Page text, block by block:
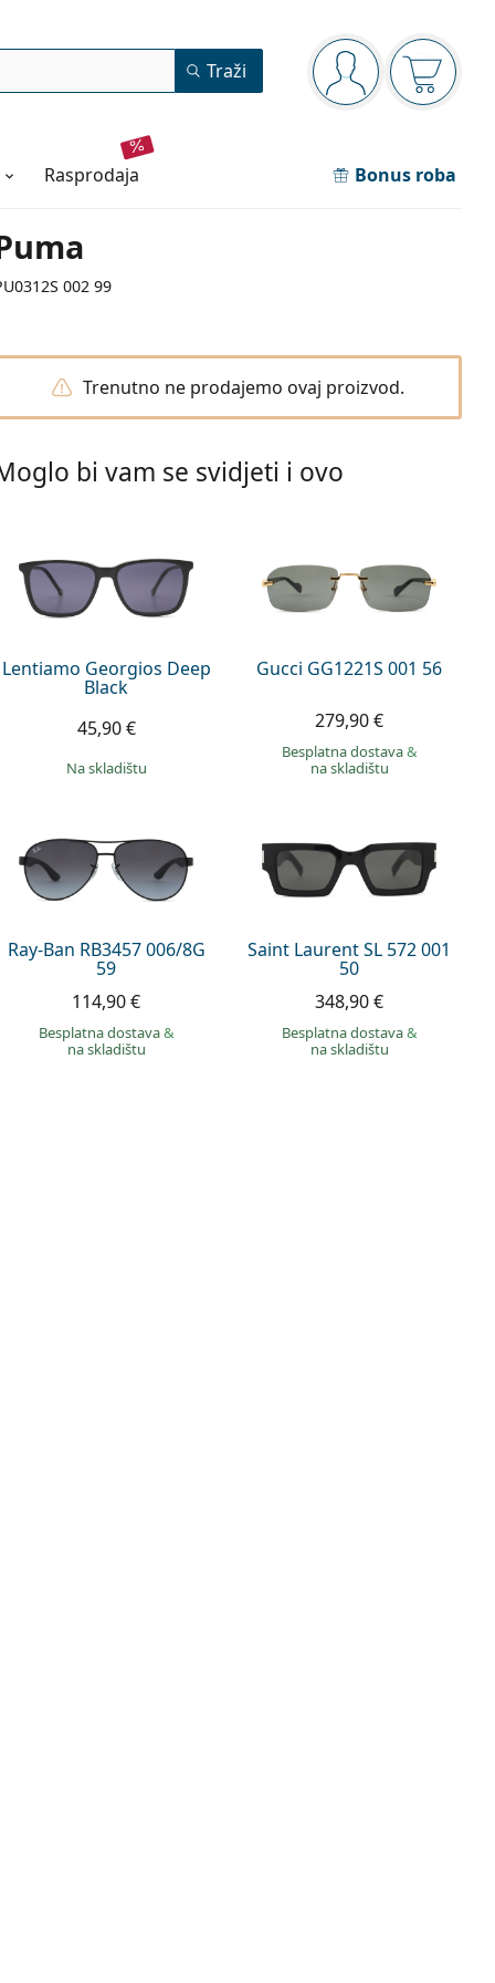
Navigacijska ploča
ste prijavljeni
Traži
rasprodaja Bonus roba
002 99
Trenutno ne prodajemo ovaj proizvod.
bi vam se svidjeti i ovo
Lentiamo Georgios Deep
Black
45,90 €
na skladištu
Gucci GG1221S 001 56
279,90 €
Besplatna dostava&
na skladištu
Ray-Ban RB3457 006/8G
59
114,90 €
Besplatna dostava&
na skladištu
Saint Laurent SL 572 001
50
348,90 €
Besplatna dostava&
na skladištu